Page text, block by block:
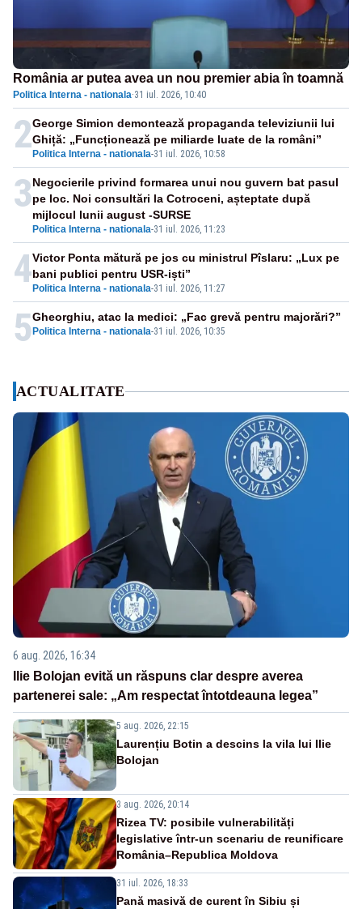
România ar putea avea un nou premier abia în toamnă
Politica Interna - nationala·31 iul. 2026, 10:40
2 Politica Interna - nationala-31 iul. 2026, 10:58
George Simion demontează propaganda televiziunii lui
Ghiță: „Funcționează pe miliarde luate de la români”
3
Politica Interna - nationala-31 iul. 2026, 11:23
Negocierile privind formarea unui nou guvern bat pasul
pe loc. Noi consultări la Cotroceni, așteptate după
mijlocul lunii august -SURSE
4 Politica Interna - nationala-31 iul. 2026, 11:27
Victor Ponta mătură pe jos cu ministrul Pîslaru: „Lux pe
bani publici pentru USR-iști”
5 Politica Interna - nationala-31 iul. 2026, 10:35
Gheorghiu, atac la medici: „Fac grevă pentru majorări?”
ACTUALITATE
6 aug. 2026, 16:34
Ilie Bolojan evită un răspuns clar despre averea
partenerei sale: „Am respectat întotdeauna legea”
5 aug. 2026, 22:15
Laurențiu Botin a descins la vila lui Ilie
Bolojan
3 aug. 2026, 20:14
Rizea TV: posibile vulnerabilități
legislative într-un scenariu de reunificare
România–Republica Moldova
31 iul. 2026, 18:33
Pană masivă de curent în Sibiu și